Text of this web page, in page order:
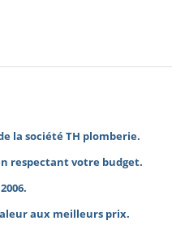
la société TH plomberie.
respectant votre budget.
aux meilleurs prix.